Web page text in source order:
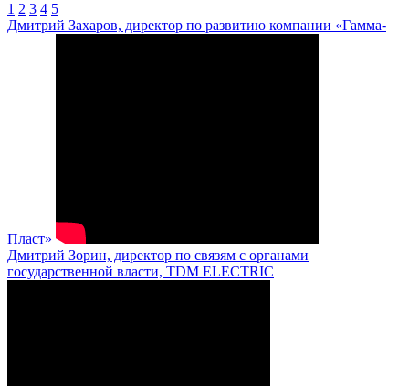
1 2 3 4 5
Дмитрий Захаров, директор по развитию компании «Гамма-
Пласт»
Дмитрий Зорин, директор по связям с органами
государственной власти, TDM ELECTRIC